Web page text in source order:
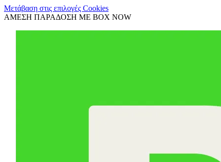
Μετάβαση στις επιλογές Cookies
ΑΜΕΣΗ ΠΑΡΑΔΟΣΗ ΜΕ BOX NOW